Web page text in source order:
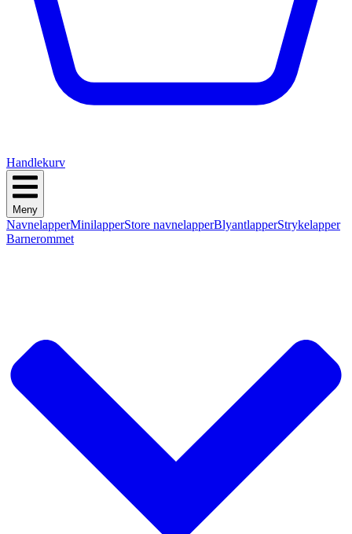
Handlekurv
Meny
NavnelapperMinilapperStore navnelapperBlyantlapperStrykelapper
Barnerommet